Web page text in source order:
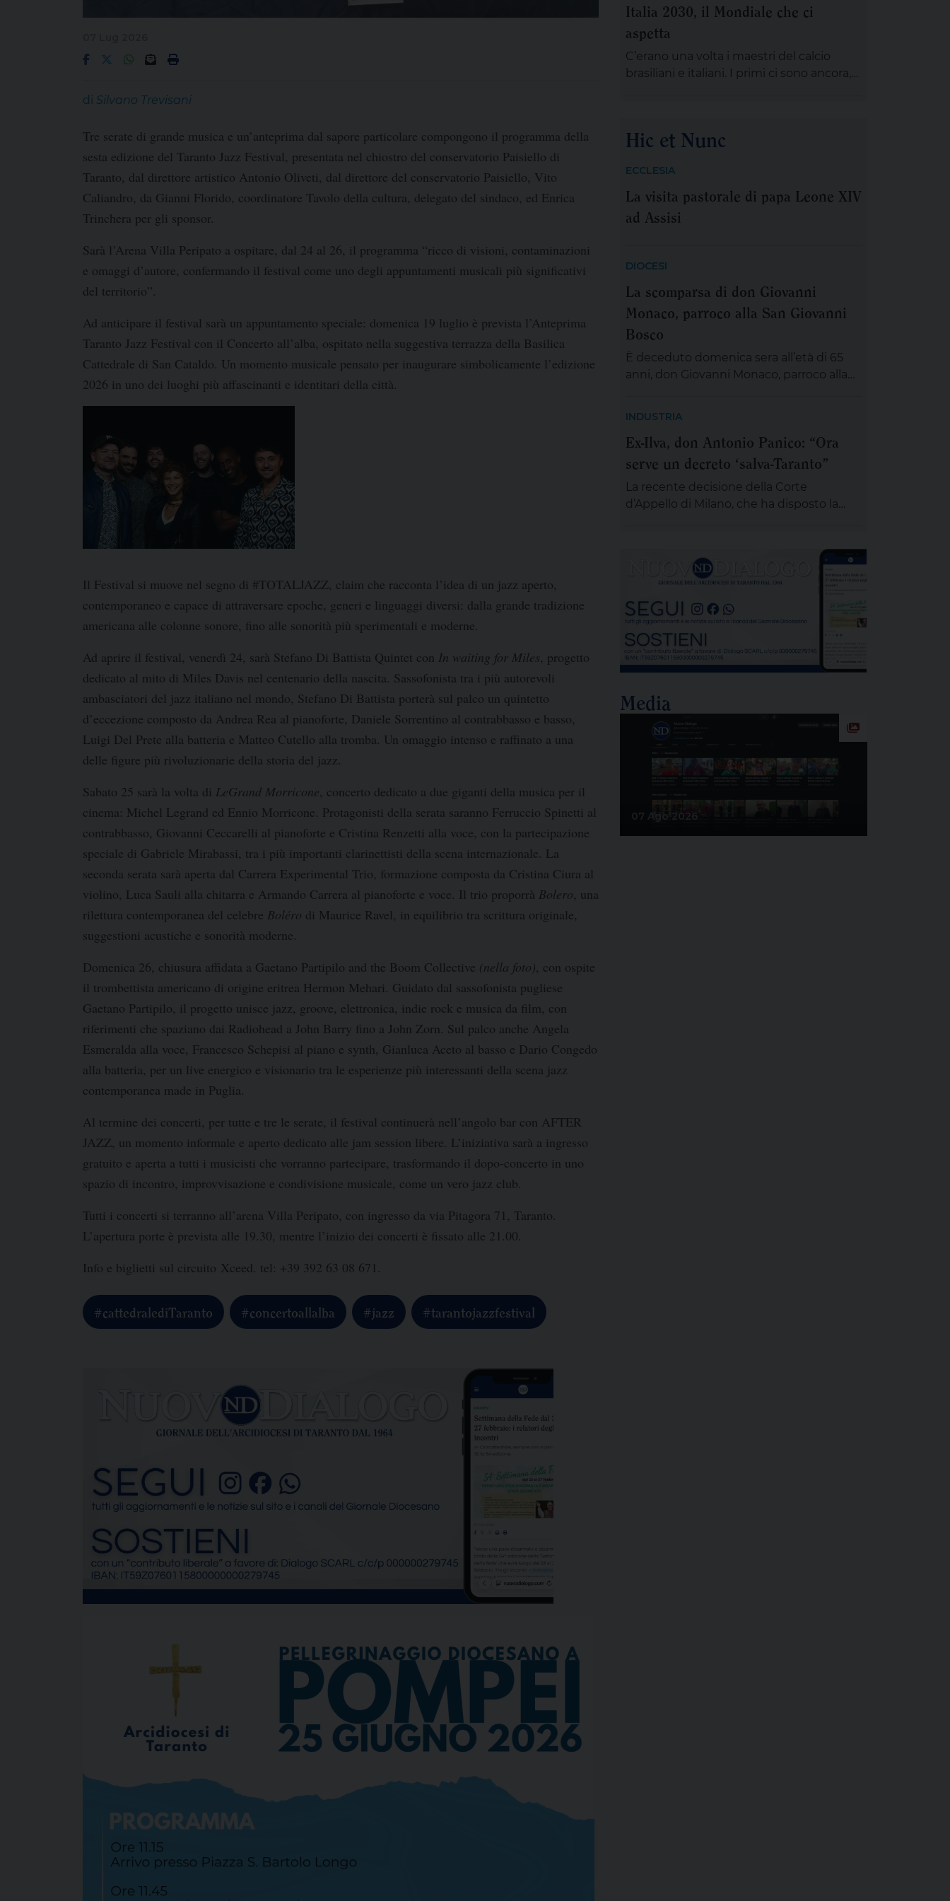
di Silvano Trevisani
Tre serate di grande musica e un’anteprima dal sapore particolare compongono il programma della
sesta edizione del Taranto Jazz Festival, presentata nel chiostro del conservatorio Paisiello di
Taranto, dal direttore artistico Antonio Oliveti , dal direttore del conservatorio Paisiello, Vito
Caliandro , da Gianni Florido , coordinatore Tavolo della cultura, delegato del sindaco, ed Enrica
Trinchera per gli sponsor.
Sarà l’Arena Villa Peripato a ospitare, dal 24 al 26, il programma “ricco di visioni, contaminazioni
e omaggi d’autore, confermando il festival come uno degli appuntamenti musicali più significativi
del territorio”.
Ad anticipare il festival sarà un appuntamento speciale: domenica 19 luglio è prevista l’Anteprima
Taranto Jazz Festival con il Concerto all’alba , ospitato nella suggestiva terrazza della Basilica
Cattedrale di San Cataldo. Un momento musicale pensato per inaugurare simbolicamente l’edizione
2026 in uno dei luoghi più affascinanti e identitari della città.
Il Festival si muove nel segno di #TOTALJAZZ , claim che racconta l’idea di un jazz aperto,
contemporaneo e capace di attraversare epoche, generi e linguaggi diversi: dalla grande tradizione
americana alle colonne sonore, fino alle sonorità più sperimentali e moderne.
Ad aprire il festival, venerdì 24 , sarà Stefano Di Battista Quintet con In waiting for Miles , progetto
dedicato al mito di Miles Davis nel centenario della nascita. Sassofonista tra i più autorevoli
ambasciatori del jazz italiano nel mondo, Stefano Di Battista porterà sul palco un quintetto
d’eccezione composto da Andrea Rea al pianoforte, Daniele Sorrentino al contrabbasso e basso,
Luigi Del Prete alla batteria e Matteo Cutello alla tromba. Un omaggio intenso e raffinato a una
delle figure più rivoluzionarie della storia del jazz.
Sabato 25 sarà la volta di LeGrand Morricone , concerto dedicato a due giganti della musica per il
cinema: Michel Legrand ed Ennio Morricone. Protagonisti della serata saranno Ferruccio Spinetti al
contrabbasso, Giovanni Ceccarelli al pianoforte e Cristina Renzetti alla voce, con la partecipazione
speciale di Gabriele Mirabassi , tra i più importanti clarinettisti della scena internazionale. La
seconda serata sarà aperta dal Carrera Experimental Trio , formazione composta da Cristina Ciura al
violino, Luca Sauli alla chitarra e Armando Carrera al pianoforte e voce. Il trio proporrà Bolero , una
rilettura contemporanea del celebre Boléro di Maurice Ravel , in equilibrio tra scrittura originale,
suggestioni acustiche e sonorità moderne.
Domenica 26 , chiusura affidata a Gaetano Partipilo and the Boom Collective (nella foto) , con ospite
il trombettista americano di origine eritrea Hermon Mehari. Guidato dal sassofonista pugliese
Gaetano Partipilo , il progetto unisce jazz, groove, elettronica, indie rock e musica da film, con
riferimenti che spaziano dai Radiohead a John Barry fino a John Zorn. Sul palco anche Angela
Esmeralda alla voce, Francesco Schepisi al piano e synth, Gianluca Aceto al basso e Dario Congedo
alla batteria, per un live energico e visionario tra le esperienze più interessanti della scena jazz
contemporanea made in Puglia.
Al termine dei concerti, per tutte e tre le serate, il festival continuerà nell’angolo bar con AFTER
JAZZ , un momento informale e aperto dedicato alle jam session libere. L’iniziativa sarà a ingresso
gratuito e aperta a tutti i musicisti che vorranno partecipare, trasformando il dopo-concerto in uno
spazio di incontro, improvvisazione e condivisione musicale, come un vero jazz club.
Tutti i concerti si terranno all’arena Villa Peripato , con ingresso da via Pitagora 71, Taranto.
L’apertura porte è prevista alle 19.30 , mentre l’inizio dei concerti è fissato alle 21.00.
Info e biglietti sul circuito Xceed. tel: +39 392 63 08 671 .
#cattedralediTaranto #concertoallalba #jazz #tarantojazzfestival
di secondo piano. I Giochi del
Mediterraneo stanno per cominciare. E
siamo certi di poterci divertire, grazie allo
spettacolo assicurato dagli stessi
partecipanti in […]
Italia 2030, il Mondiale che ci
aspetta
C’erano una volta i maestri del calcio
brasiliani e italiani. I primi ci sono ancora,
terminato. Alla fine gli stessi italiani lo
mondo di calcio sono uno spettacolo […]
Hic et Nunc
ECCLESIA
La visita pastorale di papa Leone XIV
ad Assisi
DIOCESI
La scomparsa di don Giovanni
Monaco, parroco alla San Giovanni
Bosco
È deceduto domenica sera all’età di 65
anni, don Giovanni Monaco, parroco alla
giornata) per chiunque desideri sostare in
preghiera e rendergli un ultimo saluto.
educativa pastorale […]
INDUSTRIA
Ex-Ilva, don Antonio Panico: “Ora
serve un decreto ‘salva-Taranto”
La recente decisione della Corte
d’Appello di Milano, che ha disposto la
subordinando un’eventuale ripresa delle
attività alla completa bonifica
dell’amianto e alla riduzione delle
emissioni di polveri sottili, rappresenta un
passaggio destinato a segnare la lunga
vicenda dello stabilimento siderurgico.
Una pronuncia che […]
Media
07 Ago 2026